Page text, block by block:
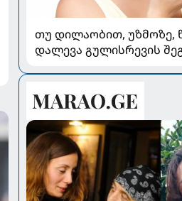
თუ დილაობით, უზმოზე,
დალევა გულისრევის